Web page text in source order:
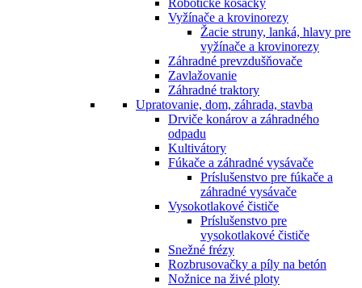
Robotické kosačky
Vyžínače a krovinorezy
Žacie struny, lanká, hlavy pre
vyžínače a krovinorezy
Záhradné prevzdušňovače
Zavlažovanie
Záhradné traktory
Upratovanie, dom, záhrada, stavba
Drviče konárov a záhradného
odpadu
Kultivátory
Fúkače a záhradné vysávače
Príslušenstvo pre fúkače a
záhradné vysávače
Vysokotlakové čističe
Príslušenstvo pre
vysokotlakové čističe
Snežné frézy
Rozbrusovačky a píly na betón
Nožnice na živé ploty